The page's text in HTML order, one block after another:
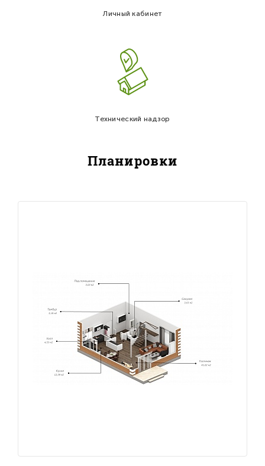
Личный кабинет
Технический надзор
Планировки